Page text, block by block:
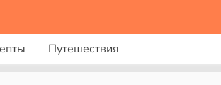
Путешествия